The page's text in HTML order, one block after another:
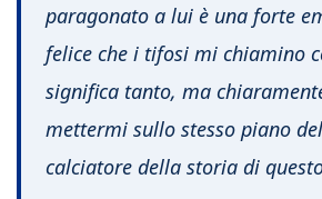
paragonato a lui è una forte
felice che i tifosi mi chiamino
significa tanto, ma
mettermi sullo stesso piano
calciatore della storia di